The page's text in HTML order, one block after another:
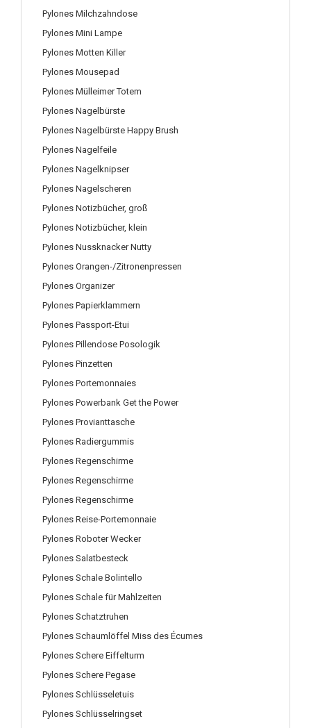
Pylones Milchzahndose
Pylones Mini Lampe
Pylones Motten Killer
Pylones Mousepad
Pylones Mülleimer Totem
Pylones Nagelbürste
Pylones Nagelbürste Happy Brush
Pylones Nagelfeile
Pylones Nagelknipser
Pylones Nagelscheren
Pylones Notizbücher, groß
Pylones Notizbücher, klein
Pylones Nussknacker Nutty
Pylones Orangen-/Zitronenpressen
Pylones Organizer
Pylones Papierklammern
Pylones Passport-Etui
Pylones Pillendose Posologik
Pylones Pinzetten
Pylones Portemonnaies
Pylones Powerbank Get the Power
Pylones Provianttasche
Pylones Radiergummis
Pylones Regenschirme
Pylones Regenschirme
Pylones Regenschirme
Pylones Reise-Portemonnaie
Pylones Roboter Wecker
Pylones Salatbesteck
Pylones Schale Bolintello
Pylones Schale für Mahlzeiten
Pylones Schatztruhen
Pylones Schaumlöffel Miss des Écumes
Pylones Schere Eiffelturm
Pylones Schere Pegase
Pylones Schlüsseletuis
Pylones Schlüsselringset